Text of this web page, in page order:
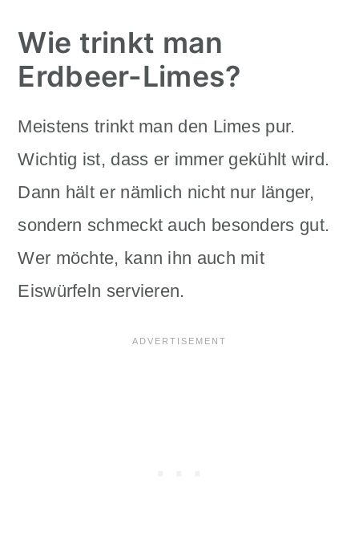
Wie trinkt man
Erdbeer-Limes?
Meistens trinkt man den Limes pur.
Wichtig ist, dass er immer gekühlt wird.
Dann hält er nämlich nicht nur länger,
sondern schmeckt auch besonders gut.
Wer möchte, kann ihn auch mit
Eiswürfeln servieren.